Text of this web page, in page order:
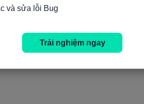
và sửa lỗi Bug
Trải nghiệm ngay